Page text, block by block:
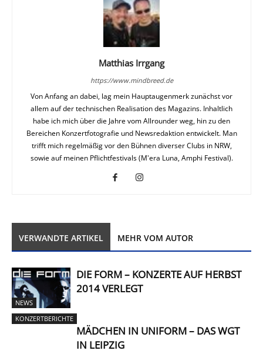
Matthias Irrgang
https://www.mindbreed.de
Von Anfang an dabei, lag mein Hauptaugenmerk zunächst vor
allem auf der technischen Realisation des Magazins. Inhaltlich
habe ich mich über die Jahre vom Allrounder weg, hin zu den
Bereichen Konzertfotografie und Newsredaktion entwickelt. Man
trifft mich regelmäßig vor den Bühnen diverser Clubs in NRW,
sowie auf meinen Pflichtfestivals (M'era Luna, Amphi Festival).
VERWANDTE ARTIKEL MEHR VOM AUTOR
NEWS
DIE FORM – KONZERTE AUF HERBST
2014 VERLEGT
KONZERTBERICHTE
MÄDCHEN IN UNIFORM – DAS WGT
IN LEIPZIG